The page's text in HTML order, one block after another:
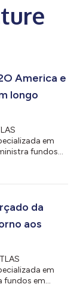
America e
longo
em
fundos
dos direitos
longo prazo
da
aos
em
fundos em